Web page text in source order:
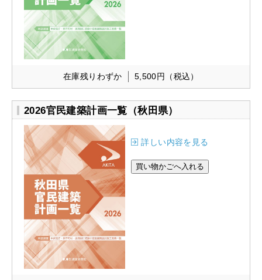
在庫残りわずか 5,500円 （税込）
2026官民建築計画一覧（秋田県）
詳しい内容を見る